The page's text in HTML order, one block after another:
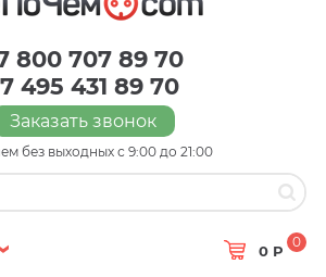
800 707 89 70
495 431 89 70
Заказать звонок
без выходных с 9:00 до 21:00
0 Р
0